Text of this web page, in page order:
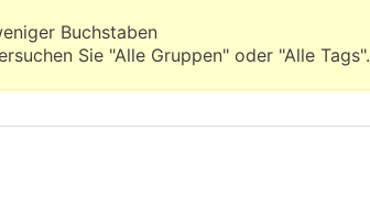
Buchstaben
Sie "Alle Gruppen" oder "Alle Tags".